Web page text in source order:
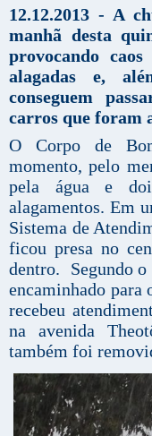
12.12.2013 - A
manhã desta
provocando
alagadas e,
conseguem
carros que foram
O Corpo de
momento, pelo
pela água e
alagamentos. Em
Sistema de
ficou presa no
dentro. Segundo o
encaminhado para
recebeu
na avenida
também foi